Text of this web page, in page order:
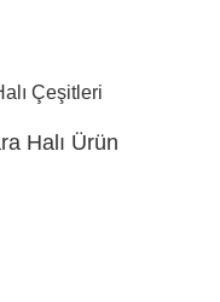
Çeşitleri
Halı Ürün